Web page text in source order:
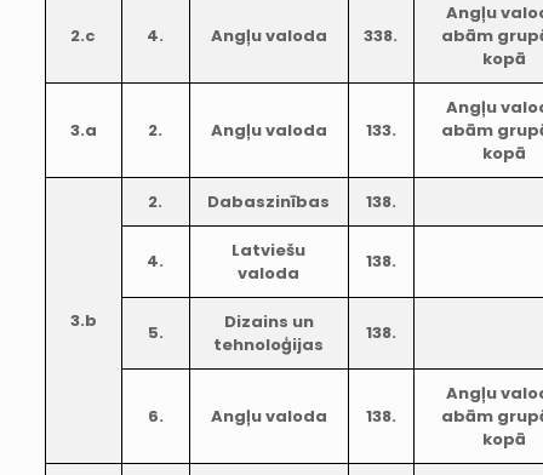
2.c 4. Angļu valoda 338.
Angļu
abām
kopā
3.a 2. Angļu valoda 133.
Angļu
abām
kopā
3.b
2. Dabaszinības 138.
4.
Latviešu
valoda
138.
5.
Dizains un
tehnoloģijas
138.
6. Angļu valoda 138.
Angļu
abām
kopā